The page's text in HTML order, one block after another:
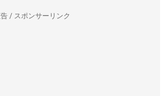
/ スポンサーリンク